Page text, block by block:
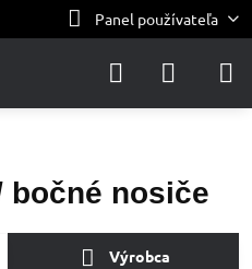
Panel používateľa
bočné nosiče
Výrobca